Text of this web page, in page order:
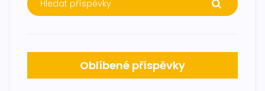
Oblíbené příspěvky